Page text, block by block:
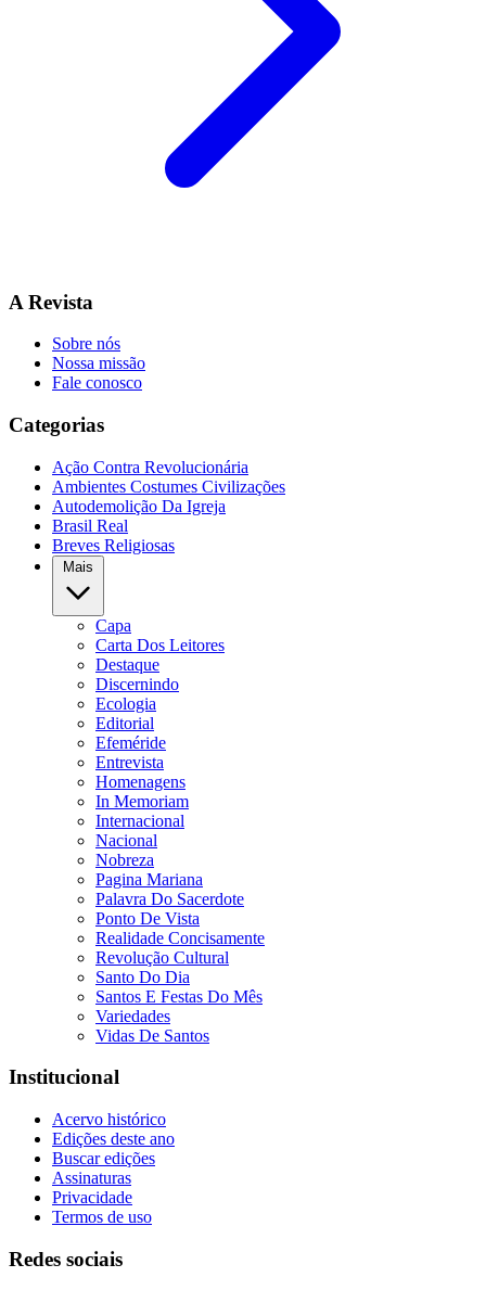
A Revista
Sobre nós
Nossa missão
Fale conosco
Categorias
Ação Contra Revolucionária
Ambientes Costumes Civilizações
Autodemolição Da Igreja
Brasil Real
Breves Religiosas
Mais
Capa
Carta Dos Leitores
Destaque
Discernindo
Ecologia
Editorial
Efeméride
Entrevista
Homenagens
In Memoriam
Internacional
Nacional
Nobreza
Pagina Mariana
Palavra Do Sacerdote
Ponto De Vista
Realidade Concisamente
Revolução Cultural
Santo Do Dia
Santos E Festas Do Mês
Variedades
Vidas De Santos
Institucional
Acervo histórico
Edições deste ano
Buscar edições
Assinaturas
Privacidade
Termos de uso
Redes sociais